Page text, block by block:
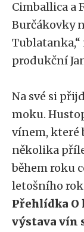
Cimballica a
Burčákovky
produkční
Na své si
moku.
vínem, které
několika
během roku
letošního
Přehlídka O
výstava vín